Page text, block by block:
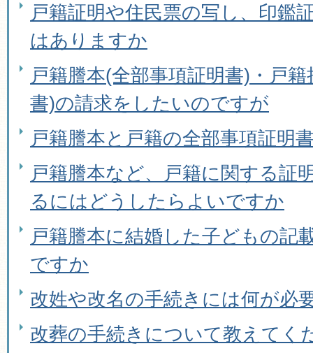
戸籍証明や住民票の写し、印鑑
はありますか
戸籍謄本(全部事項証明書)・戸
書)の請求をしたいのですが
戸籍謄本と戸籍の全部事項証明
戸籍謄本など、戸籍に関する証
るにはどうしたらよいですか
戸籍謄本に結婚した子どもの記
ですか
改姓や改名の手続きには何が必
改葬の手続きについて教えてく